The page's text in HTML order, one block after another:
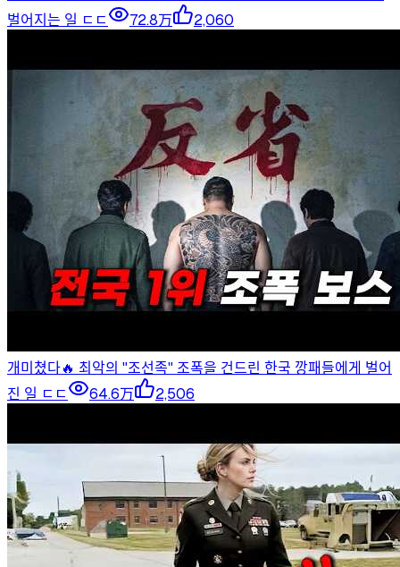
벌어지는 일 ㄷㄷ
72.8万 2,060
개미쳤다🔥 최악의 "조선족" 조폭을 건드린 한국 깡패들에게 벌어
진 일 ㄷㄷ
64.6万 2,506